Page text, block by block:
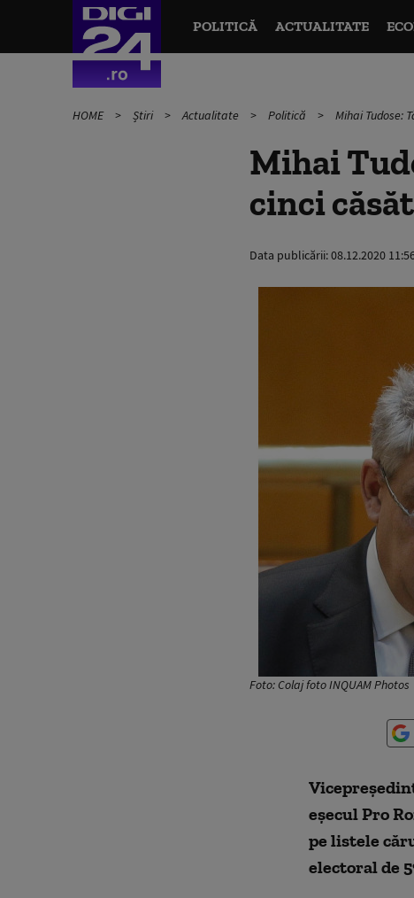
POLITICĂ ACTUALITATE
HOME Știri Actualitate Politică Mihai Tudose:
Mihai
cinci
Data publicării:08.12.2020
Foto: Colaj foto INQUAM Photos
eșecul Pro
pe listele
electoral de